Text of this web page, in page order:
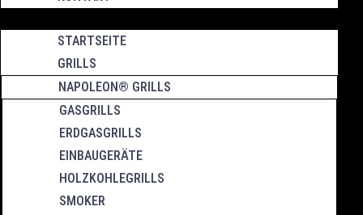
STARTSEITE
GRILLS
NAPOLEON® GRILLS
GASGRILLS
ERDGASGRILLS
EINBAUGERÄTE
HOLZKOHLEGRILLS
SMOKER